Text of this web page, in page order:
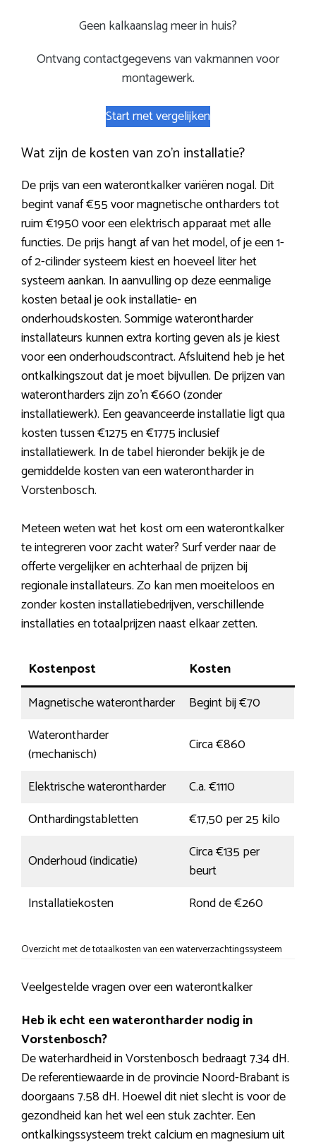
Geen kalkaanslag meer in huis?
Ontvang contactgegevens van vakmannen voor
montagewerk.
Start met vergelijken
Wat zijn de kosten van zo’n installatie?
De prijs van een waterontkalker variëren nogal. Dit
begint vanaf €55 voor magnetische ontharders tot
ruim €1950 voor een elektrisch apparaat met alle
functies. De prijs hangt af van het model, of je een 1-
of 2-cilinder systeem kiest en hoeveel liter het
systeem aankan. In aanvulling op deze eenmalige
kosten betaal je ook installatie- en
onderhoudskosten. Sommige waterontharder
installateurs kunnen extra korting geven als je kiest
voor een onderhoudscontract. Afsluitend heb je het
ontkalkingszout dat je moet bijvullen. De prijzen van
waterontharders zijn zo’n €660 (zonder
installatiewerk). Een geavanceerde installatie ligt qua
kosten tussen €1275 en €1775 inclusief
installatiewerk. In de tabel hieronder bekijk je de
gemiddelde kosten van een waterontharder in
Vorstenbosch.
Meteen weten wat het kost om een waterontkalker
te integreren voor zacht water? Surf verder naar de
offerte vergelijker en achterhaal de prijzen bij
regionale installateurs. Zo kan men moeiteloos en
zonder kosten installatiebedrijven, verschillende
installaties en totaalprijzen naast elkaar zetten.
Kostenpost
Kosten
Magnetische waterontharder
Begint bij €70
Waterontharder
(mechanisch)
Circa €860
Elektrische waterontharder
C.a. €1110
Onthardingstabletten
€17,50 per 25 kilo
Onderhoud (indicatie)
Circa €135 per
beurt
Installatiekosten
Rond de €260
Overzicht met de totaalkosten van een waterverzachtingssysteem
Veelgestelde vragen over een waterontkalker
Heb ik echt een waterontharder nodig in
Vorstenbosch?
De waterhardheid in Vorstenbosch bedraagt 7.34 dH.
De referentiewaarde in de provincie Noord-Brabant is
doorgaans 7.58 dH. Hoewel dit niet slecht is voor de
gezondheid kan het wel een stuk zachter. Een
ontkalkingssysteem trekt calcium en magnesium uit